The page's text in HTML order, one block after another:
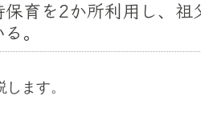
保育を2か所利用し、
。
ます。